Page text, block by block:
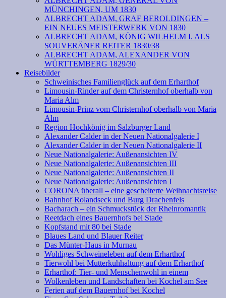
MÜNCHINGEN, UM 1830
ALBRECHT ADAM, GRAF BEROLDINGEN –
EIN NEUES MEISTERWERK VON 1830
ALBRECHT ADAM, KÖNIG WILHELM I. ALS
SOUVERÄNER REITER 1830/38
ALBRECHT ADAM, ALEXANDER VON
WÜRTTEMBERG 1829/30
Reisebilder
Schweinisches Familienglück auf dem Erharthof
Limousin-Rinder auf dem Christernhof oberhalb von
Maria Alm
Limousin-Prinz vom Christernhof oberhalb von Maria
Alm
Region Hochkönig im Salzburger Land
Alexander Calder in der Neuen Nationalgalerie I
Alexander Calder in der Neuen Nationalgalerie II
Neue Nationalgalerie: Außenansichten IV
Neue Nationalgalerie: Außenansichten III
Neue Nationalgalerie: Außenansichten II
Neue Nationalgalerie: Außenansichten I
CORONA überall – eine gescheiterte Weihnachtsreise
Bahnhof Rolandseck und Burg Drachenfels
Bacharach – ein Schmuckstück der Rheinromantik
Reetdach eines Bauernhofs bei Stade
Kopfstand mit 80 bei Stade
Blaues Land und Blauer Reiter
Das Münter-Haus in Murnau
Wohliges Schweineleben auf dem Erharthof
Tierwohl bei Mutterkuhhaltung auf dem Erharthof
Erharthof: Tier- und Menschenwohl in einem
Wolkenleben und Landschaften bei Kochel am See
Ferien auf dem Bauernhof bei Kochel